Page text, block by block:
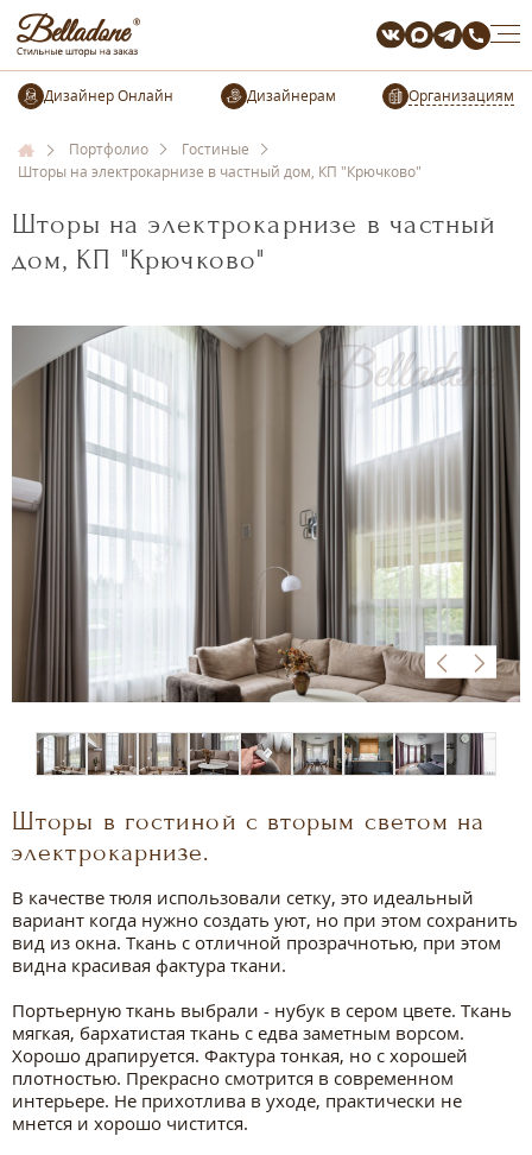
Организациям
Портфолио
Гостиные
Шторы на электрокарнизе в частный дом, КП "Крючково"
Шторы на электрокарнизе в частный
дом, КП "Крючково"
Шторы в гостиной с вторым светом на
электрокарнизе.
В качестве тюля использовали сетку, это идеальный
вариант когда нужно создать уют, но при этом сохранить
вид из окна. Ткань с отличной прозрачнотью, при этом
видна красивая фактура ткани.
Портьерную ткань выбрали - нубук в сером цвете. Ткань
мягкая, бархатистая ткань с едва заметным ворсом.
Хорошо драпируется. Фактура тонкая, но с хорошей
плотностью. Прекрасно смотрится в современном
интерьере. Не прихотлива в уходе, практически не
мнется и хорошо чистится.